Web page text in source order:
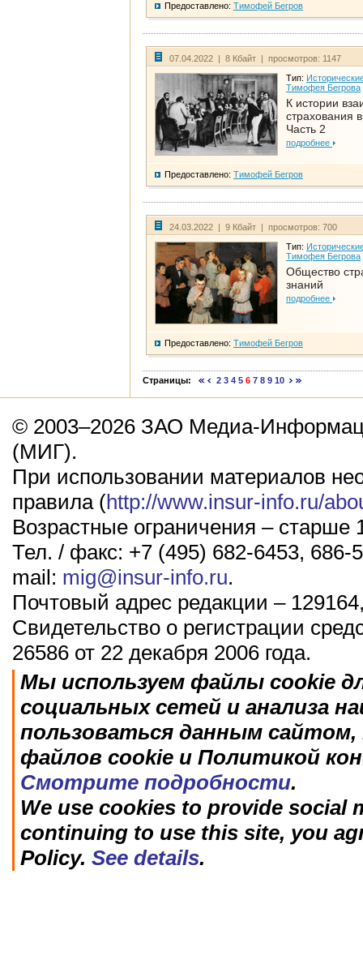
Предоставлено: Тимофей Бегров
07.04.2022 | 8 Кбайт | просмотров: 1147
Тип:
Тимофея Бегрова
К истории
страхования
Часть 2
подробнее
Предоставлено: Тимофей Бегров
24.03.2022 | 9 Кбайт | просмотров: 700
Тип:
Тимофея Бегрова
Общество
знаний
подробнее
Предоставлено: Тимофей Бегров
Страницы: 2 3 4 5 6 7 8 9 10
© 2003–2026 ЗАО Медиа-
(МИГ).
При использовании материалов
правила (http://www.insur-info.ru/
Возрастные ограничения – старше
Тел. / факс: +7 (495) 682-6453, 686-
mail: mig@insur-info.ru.
Почтовый адрес редакции –
Свидетельство о регистрации
26586 от 22 декабря 2006 года.
Мы используем файлы cookie
социальных сетей и анализа
пользоваться данным
файлов cookie и Политикой
Смотрите подробности.
We use cookies to provide social
continuing to use this site, you
Policy. See details.